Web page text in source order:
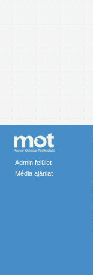
Admin felület
Média ajánlat